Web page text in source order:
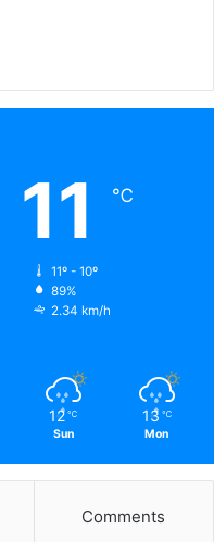
11 ℃
11º - 10º
89%
2.34 km/h
12 ℃
Sun
13 ℃
Mon
Comments